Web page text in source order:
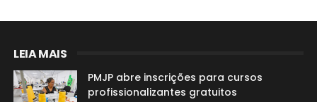
LEIA MAIS
PMJP abre inscrições para cursos
profissionalizantes gratuitos